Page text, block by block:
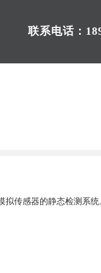
联系电话：
传感器的静态检测系统